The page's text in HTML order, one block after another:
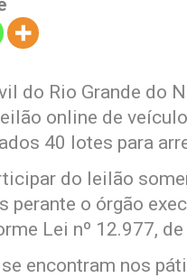
do Rio Grande do
online de
40 lotes para
do leilão
perante o órgão
Lei nº 12.977,
encontram nos